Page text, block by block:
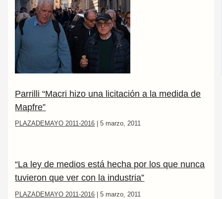
Parrilli “Macri hizo una licitación a la medida de
Mapfre”
PLAZADEMAYO 2011-2016 |5 marzo, 2011
“La ley de medios está hecha por los que nunca
tuvieron que ver con la industria”
PLAZADEMAYO 2011-2016 |5 marzo, 2011